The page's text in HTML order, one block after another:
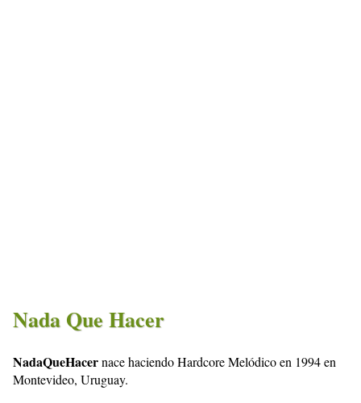
Nada Que Hacer
NadaQueHacernace haciendo Hardcore Melódico en 1994 en
Montevideo, Uruguay.